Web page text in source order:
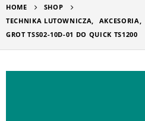
HOME
SHOP
TECHNIKA LUTOWNICZA, AKCESORIA,
GROT TSS02-10D-01 DO QUICK TS1200